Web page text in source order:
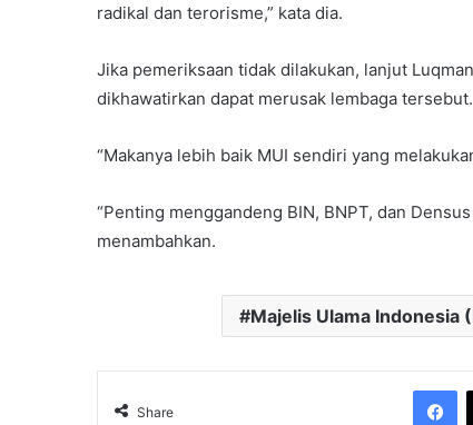
radikal dan terorisme,” kata dia.
Jika pemeriksaan tidak dilakukan, lanjut
dikhawatirkan dapat merusak lembaga tersebut.
“Makanya lebih baik MUI sendiri yang
“Penting menggandeng BIN, BNPT, dan
menambahkan.
Majelis Ulama Indonesia
Share